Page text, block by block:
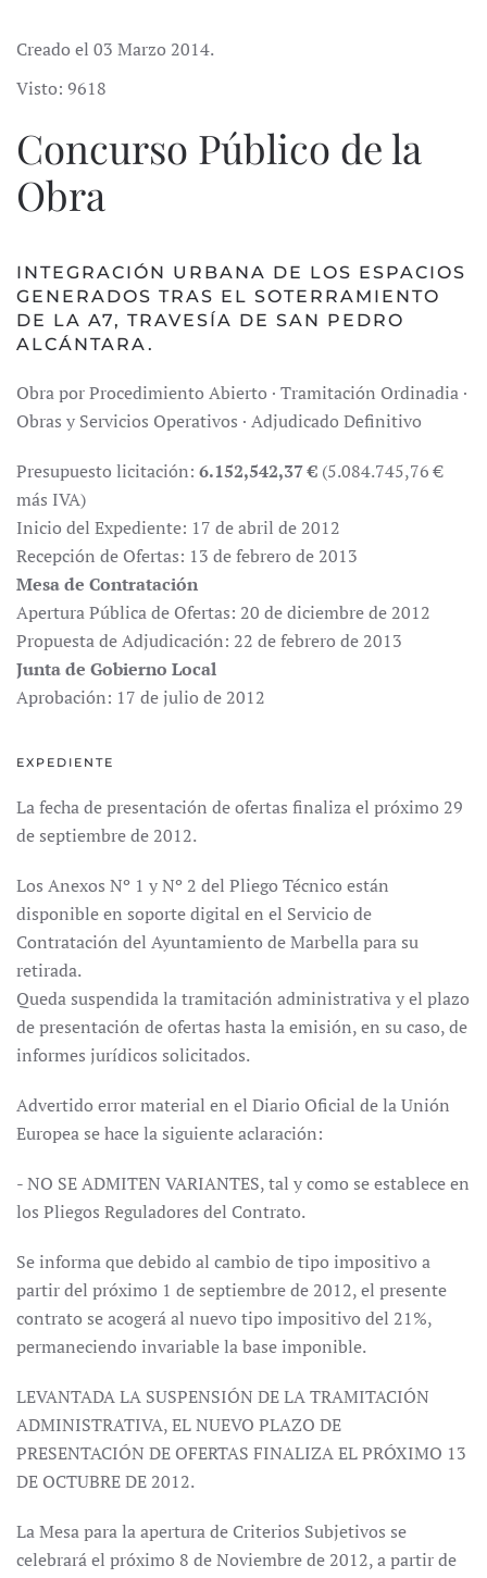
Creado el 03 Marzo 2014.
Visto: 9618
Concurso Público de la
Obra
INTEGRACIÓN URBANA DE LOS ESPACIOS
GENERADOS TRAS EL SOTERRAMIENTO
DE LA A7, TRAVESÍA DE SAN PEDRO
ALCÁNTARA.
Obra por Procedimiento Abierto · Tramitación Ordinadia ·
Obras y Servicios Operativos · Adjudicado Definitivo
Presupuesto licitación: 6.152,542,37 € (5.084.745,76 €
más IVA)
Inicio del Expediente: 17 de abril de 2012
Recepción de Ofertas: 13 de febrero de 2013
Mesa de Contratación
Apertura Pública de Ofertas: 20 de diciembre de 2012
Propuesta de Adjudicación: 22 de febrero de 2013
Junta de Gobierno Local
Aprobación: 17 de julio de 2012
EXPEDIENTE
La fecha de presentación de ofertas finaliza el próximo 29
de septiembre de 2012.
Los Anexos Nº 1 y Nº 2 del Pliego Técnico están
disponible en soporte digital en el Servicio de
Contratación del Ayuntamiento de Marbella para su
retirada.
Queda suspendida la tramitación administrativa y el plazo
de presentación de ofertas hasta la emisión, en su caso, de
informes jurídicos solicitados.
Advertido error material en el Diario Oficial de la Unión
Europea se hace la siguiente aclaración:
- NO SE ADMITEN VARIANTES, tal y como se establece en
los Pliegos Reguladores del Contrato.
Se informa que debido al cambio de tipo impositivo a
partir del próximo 1 de septiembre de 2012, el presente
contrato se acogerá al nuevo tipo impositivo del 21%,
permaneciendo invariable la base imponible.
LEVANTADA LA SUSPENSIÓN DE LA TRAMITACIÓN
ADMINISTRATIVA, EL NUEVO PLAZO DE
PRESENTACIÓN DE OFERTAS FINALIZA EL PRÓXIMO 13
DE OCTUBRE DE 2012.
La Mesa para la apertura de Criterios Subjetivos se
celebrará el próximo 8 de Noviembre de 2012, a partir de